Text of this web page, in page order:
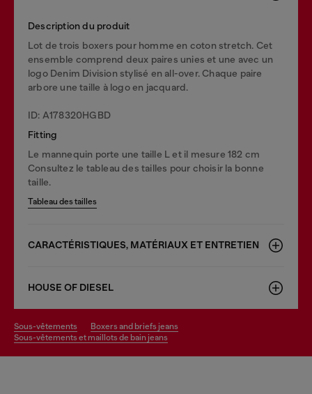
Description du produit
Lot de trois boxers pour homme en coton stretch. Cet
ensemble comprend deux paires unies et une avec un
logo Denim Division stylisé en all-over. Chaque paire
arbore une taille à logo en jacquard.
ID: A178320HGBD
Fitting
Le mannequin porte une taille L et il mesure 182 cm
Consultez le tableau des tailles pour choisir la bonne
taille.
Tableau des tailles
CARACTÉRISTIQUES, MATÉRIAUX ET ENTRETIEN
HOUSE OF DIESEL
sous-vêtements
boxers and briefs jeans
sous-vêtements et maillots de bain jeans